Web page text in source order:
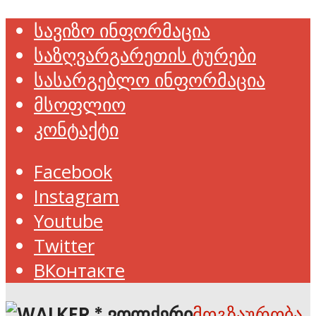
სავიზო ინფორმაცია
საზღვარგარეთის ტურები
სასარგებლო ინფორმაცია
მსოფლიო
კონტაქტი
Facebook
Instagram
Youtube
Twitter
ВКонтакте